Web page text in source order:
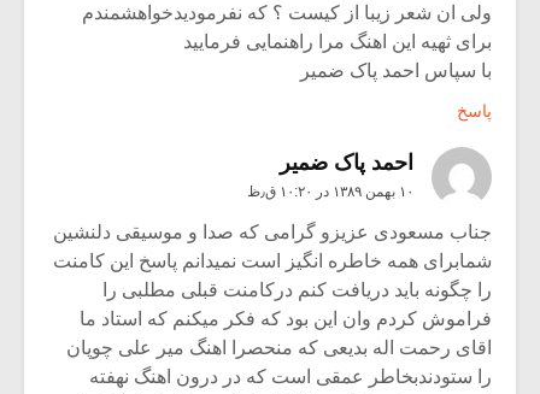
ولی ان شعر زیبا از کیست ؟ که نفرمودیدخواهشمندم
برای ثهیه این اهنگ مرا راهنمایی فرمایید
با سپاس احمد پاک ضمیر
پاسخ
احمد پاک ضمیر
۱۰ بهمن ۱۳۸۹ در ۱۰:۲۰ ق٫ظ
جناب مسعودی عزیزو گرامی که صدا و موسیقی دلنشین
شمابرای همه خاطره انگیز است نمیدانم پاسخ این کامنت
را چگونه باید دریافت کنم درکامنت قبلی مطلبی را
فراموش کردم وان این بود که فکر میکنم که استاد ما
اقای رحمت اله بدیعی که منحصرا اهنگ میر علی چوپان
را ستودندبخاطر عمقی است که در درون اهنگ نهفته